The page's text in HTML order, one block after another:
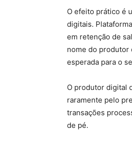
O efeito prático é
digitais.
em retenção de
nome do produtor
esperada para o
O produtor digital
raramente pelo
transações
de pé.